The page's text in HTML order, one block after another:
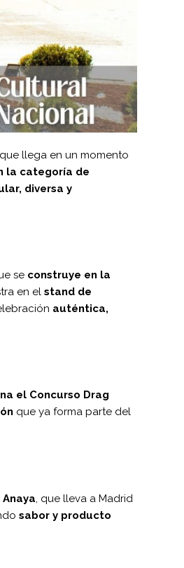
llega en un momento
la categoría de
diversa y
se construye en la
en el stand de
auténtica,
el Concurso Drag
que ya forma parte del
, que lleva a Madrid
sabor y producto